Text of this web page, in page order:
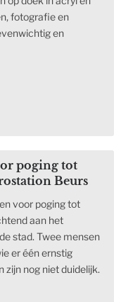
fotografie en
en
poging tot
Beurs
voor poging tot
aan het
stad. Twee mensen
er één ernstig
zijn nog niet duidelijk.